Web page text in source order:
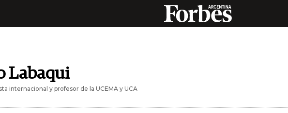
Labaqui
internacional y profesor de la UCEMA y UCA